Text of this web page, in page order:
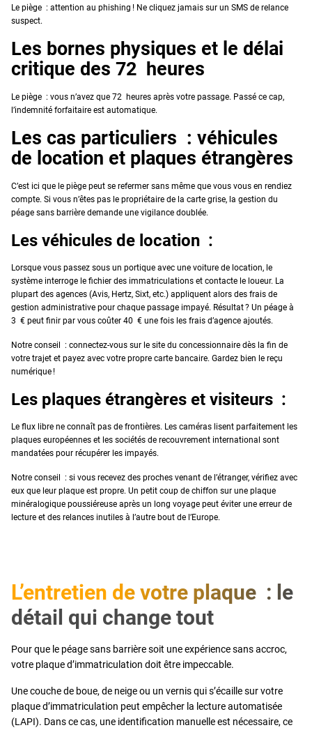
Le piège : attention au phishing ! Ne cliquez jamais sur un SMS de relance
suspect.
Les bornes physiques et le délai
critique des 72 heures
Le piège : vous n’avez que 72 heures après votre passage. Passé ce cap,
l’indemnité forfaitaire est automatique.
Les cas particuliers : véhicules
de location et plaques étrangères
C’est ici que le piège peut se refermer sans même que vous vous en rendiez
compte. Si vous n’êtes pas le propriétaire de la carte grise, la gestion du
péage sans barrière demande une vigilance doublée.
Les véhicules de location :
Lorsque vous passez sous un portique avec une voiture de location, le
système interroge le fichier des immatriculations et contacte le loueur. La
plupart des agences (Avis, Hertz, Sixt, etc.) appliquent alors des frais de
gestion administrative pour chaque passage impayé. Résultat ? Un péage à
3 € peut finir par vous coûter 40 € une fois les frais d’agence ajoutés.
Notre conseil : connectez-vous sur le site du concessionnaire dès la fin de
votre trajet et payez avec votre propre carte bancaire. Gardez bien le reçu
numérique !
Les plaques étrangères et visiteurs :
Le flux libre ne connaît pas de frontières. Les caméras lisent parfaitement les
plaques européennes et les sociétés de recouvrement international sont
mandatées pour récupérer les impayés.
Notre conseil : si vous recevez des proches venant de l’étranger, vérifiez avec
eux que leur plaque est propre. Un petit coup de chiffon sur une plaque
minéralogique poussiéreuse après un long voyage peut éviter une erreur de
lecture et des relances inutiles à l’autre bout de l’Europe.
L’entretien de votre plaque : le
détail qui change tout
Pour que le péage sans barrière soit une expérience sans accroc,
votre plaque d’immatriculation doit être impeccable.
Une couche de boue, de neige ou un vernis qui s’écaille sur votre
plaque d’immatriculation peut empêcher la lecture automatisée
(LAPI). Dans ce cas, une identification manuelle est nécessaire, ce